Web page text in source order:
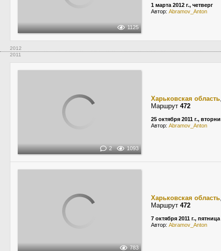
1125
1 марта 2012 г., четверг
Автор: Abramov_Anton
2012
2011
2 1093
Харьковская область
Маршрут 472
25 октября 2011 г.,
Автор: Abramov_Anton
783
Харьковская область
Маршрут 472
7 октября 2011 г., пятница
Автор: Abramov_Anton